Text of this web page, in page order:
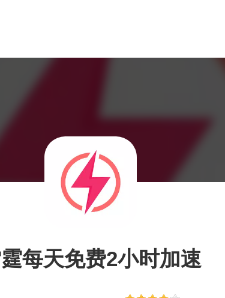
每天免费2小时加速